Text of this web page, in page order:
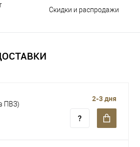
Скидки и распродажи
ПВЗ)
2-3 дня